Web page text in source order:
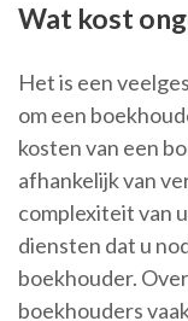
Wat kost
Het is een
om een
kosten van een
afhankelijk van
complexiteit van
diensten dat u
boekhouder.
boekhouders